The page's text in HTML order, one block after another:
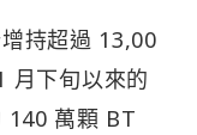
持超過 13,00
月下旬以來的
140 萬顆 BT